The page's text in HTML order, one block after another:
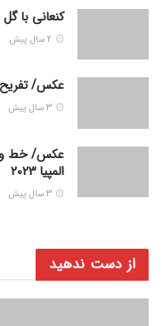
کنعانی با
عکس/ تفریح
عکس/ خط و
المپیا 2023
از دست ندهید